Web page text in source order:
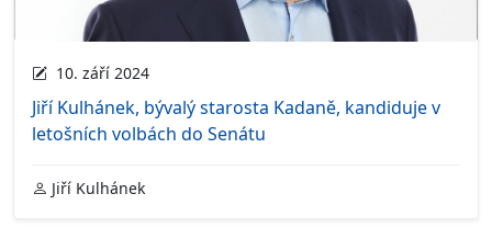
10. září 2024
Jiří Kulhánek, bývalý starosta Kadaně, kandiduje v
letošních volbách do Senátu
Jiří Kulhánek